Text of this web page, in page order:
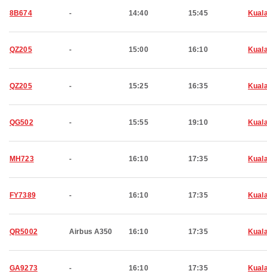
8B674 - 14:40 15:45
QZ205 - 15:00 16:10
QZ205 - 15:25 16:35
QG502 - 15:55 19:10
MH723 - 16:10 17:35
FY7389 - 16:10 17:35
QR5002 Airbus A350 16:10 17:35
GA9273 - 16:10 17:35